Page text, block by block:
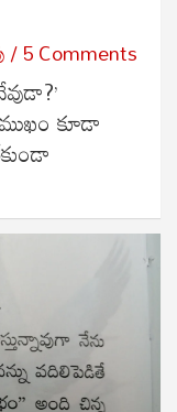
5 Comments
కూడా